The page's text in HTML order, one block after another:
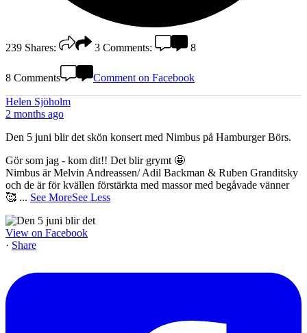
239 Shares: 3 Comments: 8
8 Comments Comment on Facebook
Helen Sjöholm
2 months ago
Den 5 juni blir det skön konsert med Nimbus på Hamburger Börs.
Gör som jag - kom dit!! Det blir grymt 🤩
Nimbus är Melvin Andreassen/ Adil Backman & Ruben Granditsky
och de är för kvällen förstärkta med massor med begåvade vänner
🥰 ... See MoreSee Less
View on Facebook
· Share